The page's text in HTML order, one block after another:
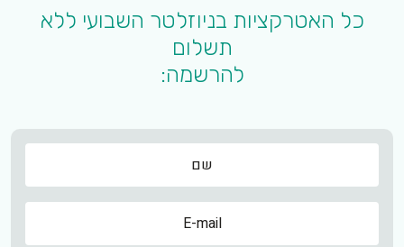
כל האטרקציות בניוזלטר השבועי ללא
תשלום
להרשמה:
שם
שם